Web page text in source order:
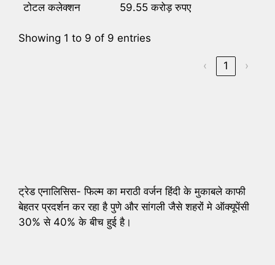
टोटल कलेक्शन 59.55 करोड़ रुपए
Showing 1 to 9 of 9 entries
‹ 1 ›
ट्रेड एनालिसिस- फिल्म का मराठी वर्जन हिंदी के मुकाबले काफी
बेहतर प्रदर्शन कर रहा है पुणे और सांगली जैसे शहरों मे ऑक्यूपेंसी
30% से 40% के बीच हुई है।